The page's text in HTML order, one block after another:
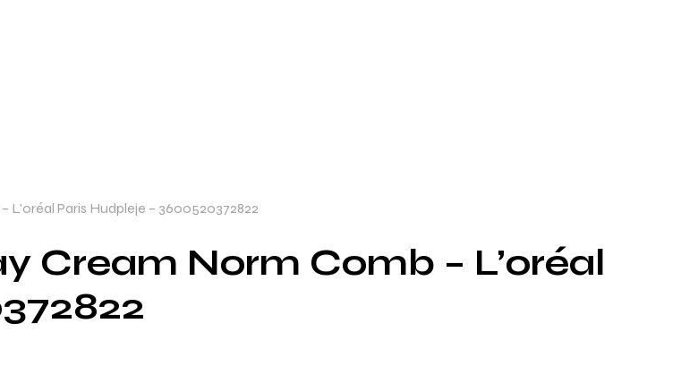
L’oréal Paris Hudpleje – 3600520372822
Cream Norm Comb – L’oréal